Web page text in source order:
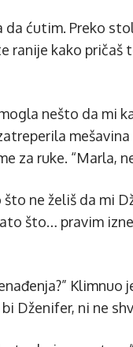
da ćutim. Preko
ranije kako
nešto da mi
za ruke. “Marla,
ne želiš da mi
što… pravim
Dženifer, ni ne